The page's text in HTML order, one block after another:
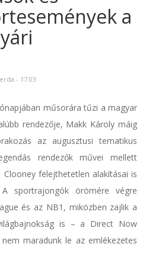
a
- 17:03
műsorára tűzi a magyar
rendezője, Makk Károly máig
az augusztusi tematikus
rendezők művei mellett
felejthetetlen alakításai is
sportrajongók örömére végre
és az NB1, miközben zajlik a
is – a Direct Now
maradunk le az emlékezetes